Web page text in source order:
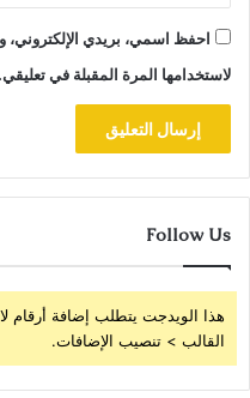
احفظ اسمي، بريدي الإلكتروني،
لاستخدامها المرة المقبلة في تعليقي.
Follow Us
هذا الويدجت يتطلب إضافة أرقام
القالب > تنصيب الإضافات.